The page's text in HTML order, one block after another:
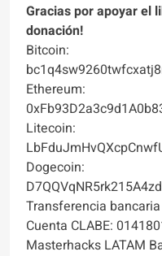
Gracias por apoyar el
donación!
Bitcoin:
Ethereum:
Litecoin:
Dogecoin:
Transferencia
Cuenta CLABE:
Masterhacks LATAM